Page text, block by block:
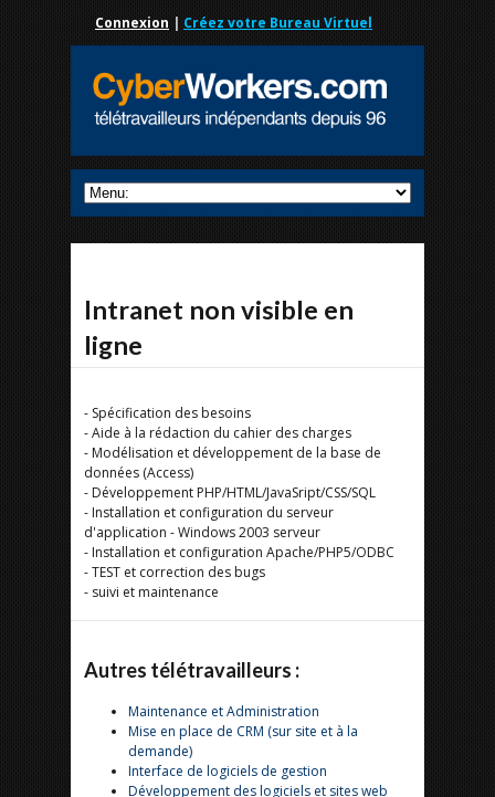
Connexion | Créez votre Bureau Virtuel
Intranet non visible en
ligne
- Spécification des besoins
- Aide à la rédaction du cahier des charges
- Modélisation et développement de la base de
données (Access)
- Développement PHP/HTML/JavaSript/CSS/SQL
- Installation et configuration du serveur
d'application - Windows 2003 serveur
- Installation et configuration Apache/PHP5/ODBC
- TEST et correction des bugs
- suivi et maintenance
Autres télétravailleurs :
Maintenance et Administration
Mise en place de CRM (sur site et à la
demande)
Interface de logiciels de gestion
Développement des logiciels et sites web